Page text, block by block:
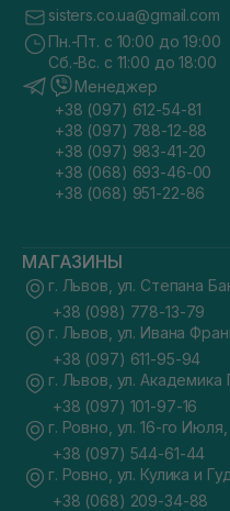
sisters.co.ua@gmail.com
Пн.-Пт. с 10:00 до 19:00
Сб.-Вс. с 11:00 до 18:00
Менеджер
+38 (097) 612-54-81
+38 (097) 788-12-88
+38 (097) 983-41-20
+38 (068) 693-46-00
+38 (068) 951-22-86
МАГАЗИНЫ
г. Львов, ул. Степана
+38 (098) 778-13-79
г. Львов, ул. Ивана
+38 (097) 611-95-94
г. Львов, ул.
+38 (097) 101-97-16
г. Ровно, ул. 16-го Июля,
+38 (097) 544-61-44
г. Ровно, ул. Кулика и
+38 (068) 209-34-88